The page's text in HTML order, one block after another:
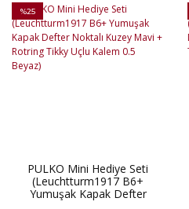
%25
PULKO Mini Hediye Seti
(Leuchtturm1917 B6+
Yumuşak Kapak Defter